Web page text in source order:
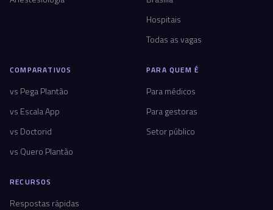
Hospitais
Todas as vagas
COMPARATIVOS
vs Pega Plantão
vs Escala App
vs Doctorid
vs Quero Plantão
PARA QUEM É
Para médicos
Para gestoras
Setor público
RECURSOS
Respostas rápidas